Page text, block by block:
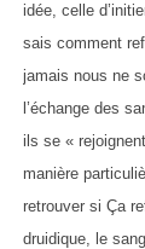
idée, celle
sais comment
jamais nous ne
l’échange des
ils se «
manière
retrouver si Ça
druidique, le